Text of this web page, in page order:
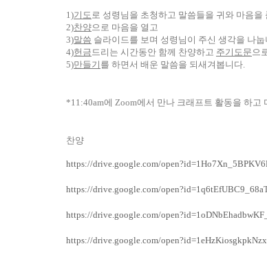
1)기도로 성령님을 초청하고 말씀들을 귀와 마음을
2)찬양으로 마음을 열고
3)말씀 슬라이드를 보며 성령님이 주신 생각을 나
4)헌금드리는 시간동안 함께 찬양하고 주기도문으
5)만들기 를 하면서 배운 말씀을 되새겨봅니다.
*11:40am에 Zoom에서 만나 크래프트 활동을 하고
찬양
https://drive.google.com/
https://drive.google.com/
https://drive.google.com/
https://drive.google.com/